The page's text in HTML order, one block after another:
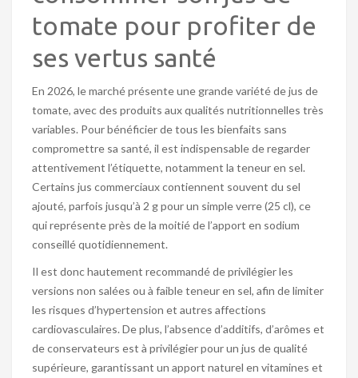
tomate pour profiter de
ses vertus santé
En 2026, le marché présente une grande variété de jus de
tomate, avec des produits aux qualités nutritionnelles très
variables. Pour bénéficier de tous les bienfaits sans
compromettre sa santé, il est indispensable de regarder
attentivement l’étiquette, notamment la teneur en sel.
Certains jus commerciaux contiennent souvent du sel
ajouté, parfois jusqu’à 2 g pour un simple verre (25 cl), ce
qui représente près de la moitié de l’apport en sodium
conseillé quotidiennement.
Il est donc hautement recommandé de privilégier les
versions non salées ou à faible teneur en sel, afin de limiter
les risques d’hypertension et autres affections
cardiovasculaires. De plus, l’absence d’additifs, d’arômes et
de conservateurs est à privilégier pour un jus de qualité
supérieure, garantissant un apport naturel en vitamines et